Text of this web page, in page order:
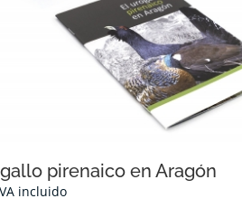
pirenaico en Aragón
incluido